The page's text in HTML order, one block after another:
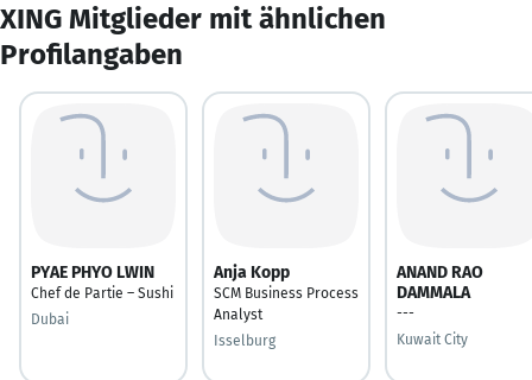
XING Mitglieder mit ähnlichen
Profilangaben
PYAE PHYO LWIN
Chef de Partie – Sushi
Dubai
Anja Kopp
SCM Business Process
Analyst
Isselburg
ANAND RAO
DAMMALA
---
Kuwait City